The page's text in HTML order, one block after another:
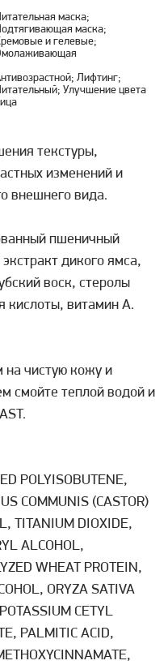
маска;
маска;
и гелевые;
Лифтинг;
Улучшение цвета
текстуры,
изменений и
внешнего вида.
пшеничный
дикого ямса,
воск, стеролы
кислоты, витамин А.
на чистую кожу и
смойте теплой водой и
POLYISOBUTENE,
COMMUNIS (CASTOR)
TITANIUM DIOXIDE,
ALCOHOL,
WHEAT PROTEIN,
ORYZA SATIVA
CETYL
PALMITIC ACID,